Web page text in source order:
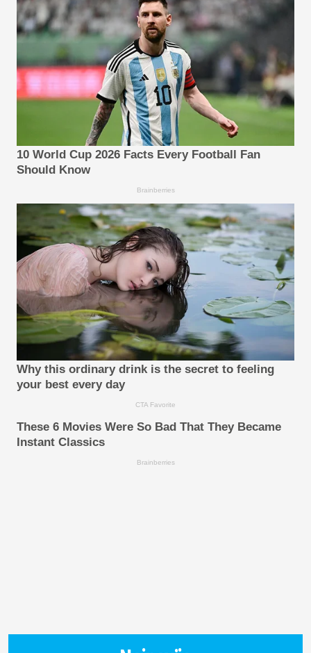
10 World Cup 2026 Facts Every Football Fan
Should Know
Brainberries
Why this ordinary drink is the secret to feeling
your best every day
CTA Favorite
These 6 Movies Were So Bad That They Became
Instant Classics
Brainberries